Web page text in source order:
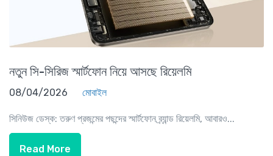
নতুন সি-সিরিজ স্মার্টফোন নিয়ে আসছে রিয়েলমি
08/04/2026 মোবাইল
সিনিউজ ডেস্ক: তরুণ প্রজন্মের পছন্দের স্মার্টফোন ব্র্যান্ড রিয়েলমি, আবারও...
Read More